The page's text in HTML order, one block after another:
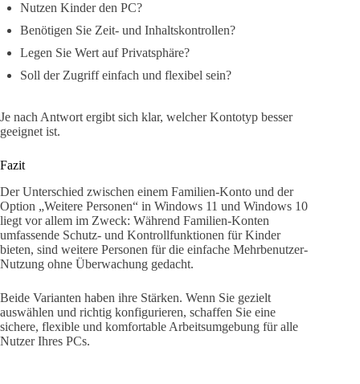
Nutzen Kinder den PC?
Benötigen Sie Zeit- und Inhaltskontrollen?
Legen Sie Wert auf Privatsphäre?
Soll der Zugriff einfach und flexibel sein?
Je nach Antwort ergibt sich klar, welcher Kontotyp besser
geeignet ist.
Fazit
Der Unterschied zwischen einem Familien-Konto und der
Option „Weitere Personen“ in Windows 11 und Windows 10
liegt vor allem im Zweck: Während Familien-Konten
umfassende Schutz- und Kontrollfunktionen für Kinder
bieten, sind weitere Personen für die einfache Mehrbenutzer-
Nutzung ohne Überwachung gedacht.
Beide Varianten haben ihre Stärken. Wenn Sie gezielt
auswählen und richtig konfigurieren, schaffen Sie eine
sichere, flexible und komfortable Arbeitsumgebung für alle
Nutzer Ihres PCs.